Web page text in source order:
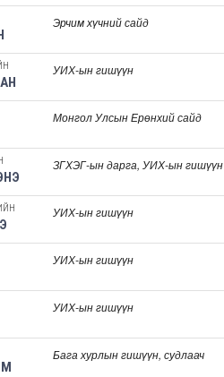
Эрчим хүчний сайд
УИХ-ын гишүүн
Монгол Улсын Ерөнхий сайд
ЗГХЭГ-ын дарга, УИХ-ын гишүүн
УИХ-ын гишүүн
УИХ-ын гишүүн
УИХ-ын гишүүн
Бага хурлын гишүүн, судлаач